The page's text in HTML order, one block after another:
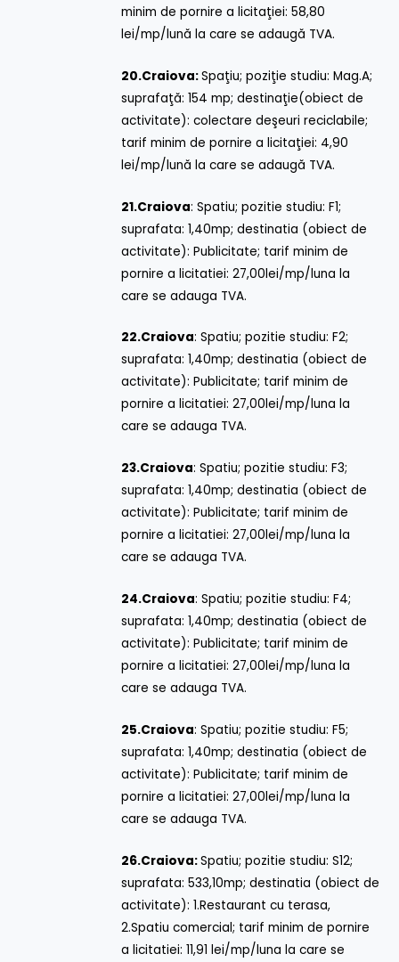
minim de pornire a licitaţiei: 58,80
lei/mp/lună la care se adaugă TVA.
20.Craiova:Spaţiu; poziţie studiu: Mag.A;
suprafaţă: 154 mp; destinaţie(obiect de
activitate): colectare deşeuri reciclabile;
tarif minim de pornire a licitaţiei: 4,90
lei/mp/lună la care se adaugă TVA.
21.Craiova: Spatiu; pozitie studiu: F1;
suprafata: 1,40mp; destinatia (obiect de
activitate): Publicitate; tarif minim de
pornire a licitatiei: 27,00lei/mp/luna la
care se adauga TVA.
22.Craiova: Spatiu; pozitie studiu: F2;
suprafata: 1,40mp; destinatia (obiect de
activitate): Publicitate; tarif minim de
pornire a licitatiei: 27,00lei/mp/luna la
care se adauga TVA.
23.Craiova: Spatiu; pozitie studiu: F3;
suprafata: 1,40mp; destinatia (obiect de
activitate): Publicitate; tarif minim de
pornire a licitatiei: 27,00lei/mp/luna la
care se adauga TVA.
24.Craiova: Spatiu; pozitie studiu: F4;
suprafata: 1,40mp; destinatia (obiect de
activitate): Publicitate; tarif minim de
pornire a licitatiei: 27,00lei/mp/luna la
care se adauga TVA.
25.Craiova: Spatiu; pozitie studiu: F5;
suprafata: 1,40mp; destinatia (obiect de
activitate): Publicitate; tarif minim de
pornire a licitatiei: 27,00lei/mp/luna la
care se adauga TVA.
26.Craiova:Spatiu; pozitie studiu: S12;
suprafata: 533,10mp; destinatia (obiect de
activitate): 1.Restaurant cu terasa,
2.Spatiu comercial; tarif minim de pornire
a licitatiei: 11,91 lei/mp/luna la care se